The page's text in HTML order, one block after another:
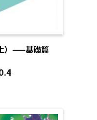
）——基礎篇